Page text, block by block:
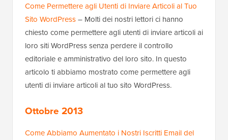
Come Permettere agli Utenti di Inviare Articoli al Tuo
Sito WordPress– Molti dei nostri lettori ci hanno
chiesto come permettere agli utenti di inviare articoli ai
loro siti WordPress senza perdere il controllo
editoriale e amministrativo del loro sito. In questo
articolo ti abbiamo mostrato come permettere agli
utenti di inviare articoli al tuo sito WordPress.
Ottobre 2013
Come Abbiamo Aumentato i Nostri Iscritti Email del